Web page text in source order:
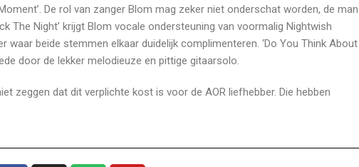
De rol van zanger Blom mag zeker niet onderschat worden, de man
The Night’ krijgt Blom vocale ondersteuning van voormalig Nightwish
beide stemmen elkaar duidelijk complimenteren. ‘Do You Think About
door de lekker melodieuze en pittige gitaarsolo.
zeggen dat dit verplichte kost is voor de AOR liefhebber. Die hebben